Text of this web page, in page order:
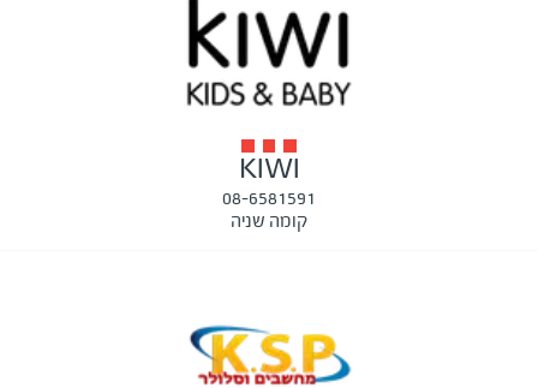
KIWI
08-6581591
קומה שניה